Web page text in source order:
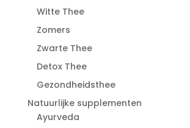
Witte Thee
Zomers
Zwarte Thee
Detox Thee
Gezondheidsthee
Natuurlijke supplementen
Ayurveda